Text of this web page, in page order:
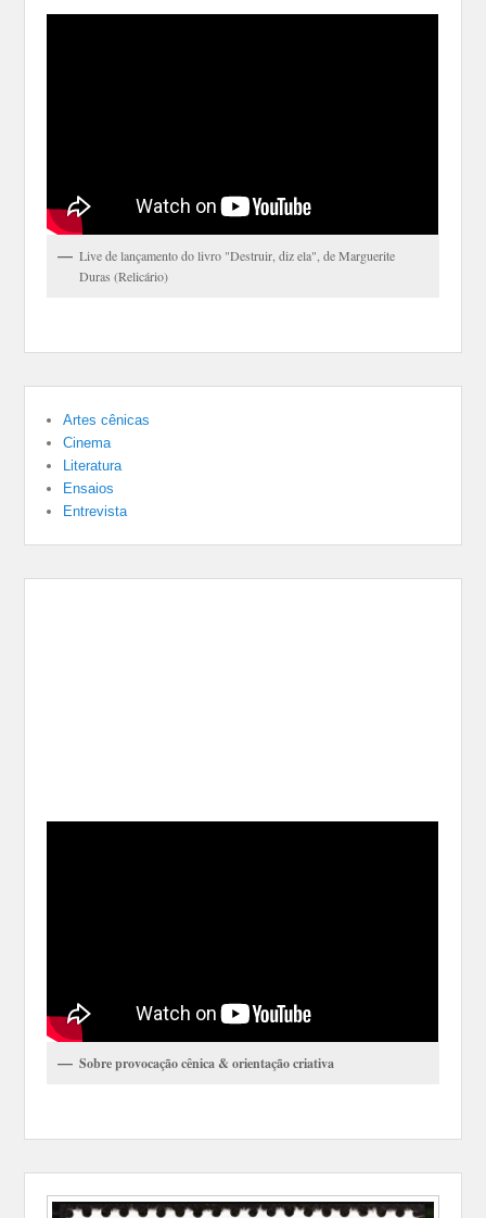
Live de lançamento do livro "Destruir, diz ela", de Marguerite
Duras (Relicário)
Artes cênicas
Cinema
Literatura
Ensaios
Entrevista
Sobre provocação cênica & orientação criativa